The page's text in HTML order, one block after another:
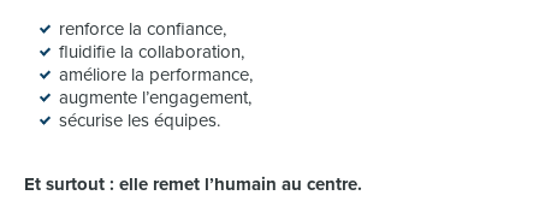
renforce la confiance,
fluidifie la collaboration,
améliore la performance,
augmente l’engagement,
sécurise les équipes.
Et surtout : elle remet l’humain au centre.